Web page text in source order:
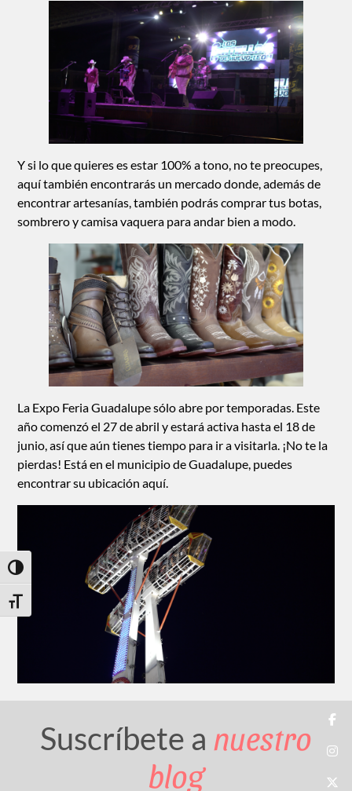
Toggle High Contrast
Toggle Font size
Y si lo que quieres es estar 100% a tono, no te preocupes,
aquí también encontrarás un mercado donde, además de
encontrar artesanías, también podrás comprar tus botas,
sombrero y camisa vaquera para andar bien a modo.
La Expo Feria Guadalupe sólo abre por temporadas. Este
año comenzó el 27 de abril y estará activa hasta el 18 de
junio, así que aún tienes tiempo para ir a visitarla. ¡No te la
pierdas! Está en el municipio de Guadalupe, puedes
encontrar su ubicaciónaquí.
Suscríbete a nuestro
blog